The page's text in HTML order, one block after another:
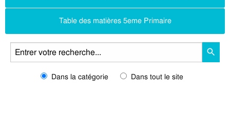
Table des matières 5eme Primaire
Dans la catégorie Dans tout le site